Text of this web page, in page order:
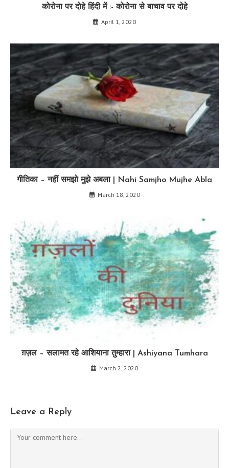
कोरोना पर दोहे हिंदी में :- कोरोना से बाचाव पर दोहे
April 1, 2020
गीतिका – नहीं समझो मुझे अबला | Nahi Samjho Mujhe Abla
March 18, 2020
ग़ज़ल – सलामत रहे आशियाना तुम्हारा | Ashiyana Tumhara
March 2, 2020
Leave a Reply
Comment